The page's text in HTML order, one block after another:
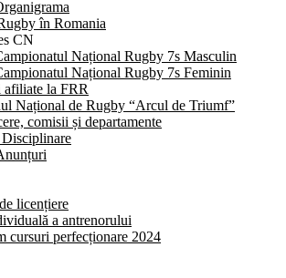
în Romania
CN
Național Rugby 7s Masculin
Național Rugby 7s Feminin
la FRR
Național de Rugby “Arcul de Triumf”
comisii și departamente
licențiere
a antrenorului
cursuri perfecționare 2024